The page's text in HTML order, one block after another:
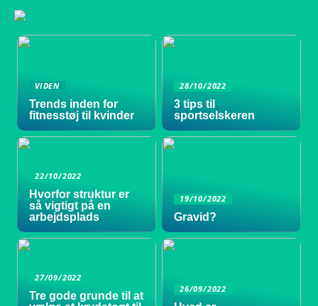
VIDEN
Trends inden for
fitnesstøj til kvinder
28/10/2022
3 tips til
sportselskeren
22/10/2022
Hvorfor struktur er
så vigtigt på en
arbejdsplads
19/10/2022
Gravid?
27/09/2022
Tre gode grunde til at
26/09/2022